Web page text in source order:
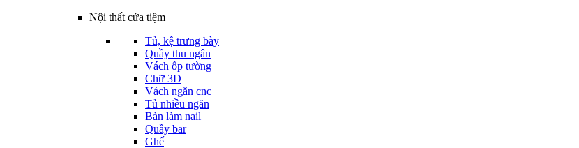
Nội thất cửa tiệm
Tủ, kệ trưng bày
Quầy thu ngân
Vách ốp tường
Chữ 3D
Vách ngăn cnc
Tủ nhiều ngăn
Bàn làm nail
Quầy bar
Ghế